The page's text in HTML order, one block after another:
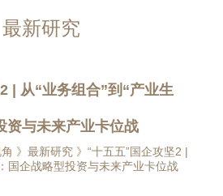
最新研究
| 从“业务组合”到“产业生
资与未来产业卡位战
》最新研究 》“十五五”国企攻坚2 |
国企战略型投资与未来产业卡位战